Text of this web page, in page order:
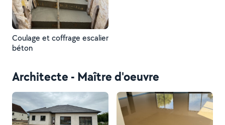
Coulage et coffrage escalier
béton
Architecte - Maître d'oeuvre